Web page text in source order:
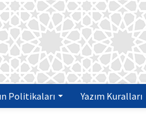
Politikaları Yazım Kuralları